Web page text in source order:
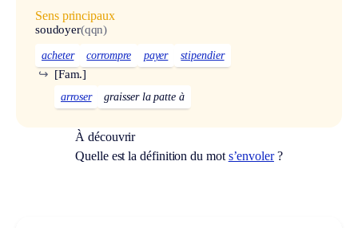
Sens principaux
soudoyer(qqn)
acheter corrompre payer stipendier
[Fam.]
↪
arroser graisser la patte à
À découvrir
Quelle est la définition du mot s’envoler?